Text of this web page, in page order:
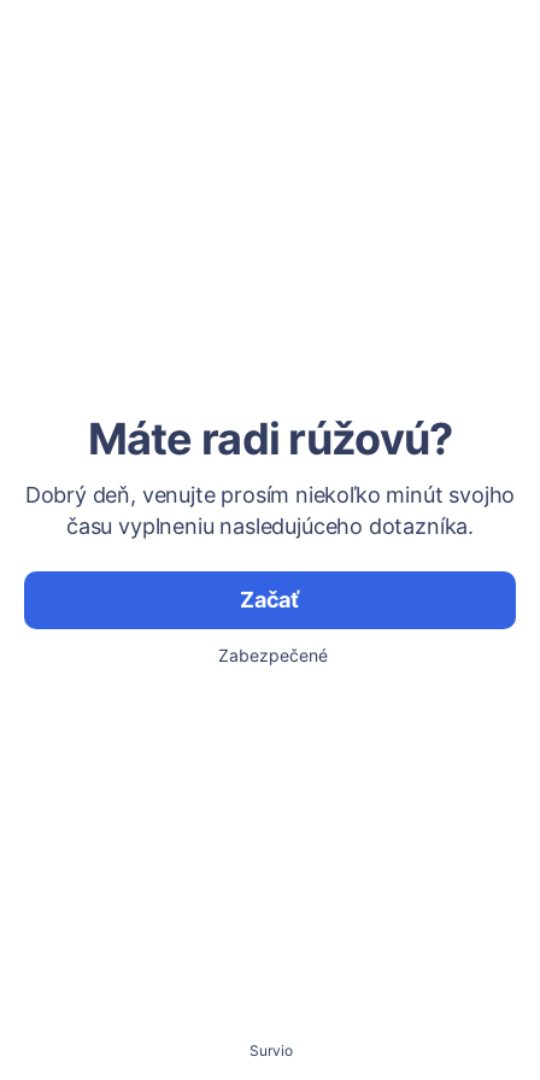
Máte radi rúžovú?
Dobrý deň, venujte prosím niekoľko minút svojho
času vyplneniu nasledujúceho dotazníka.
Začať
Zabezpečené
Survio